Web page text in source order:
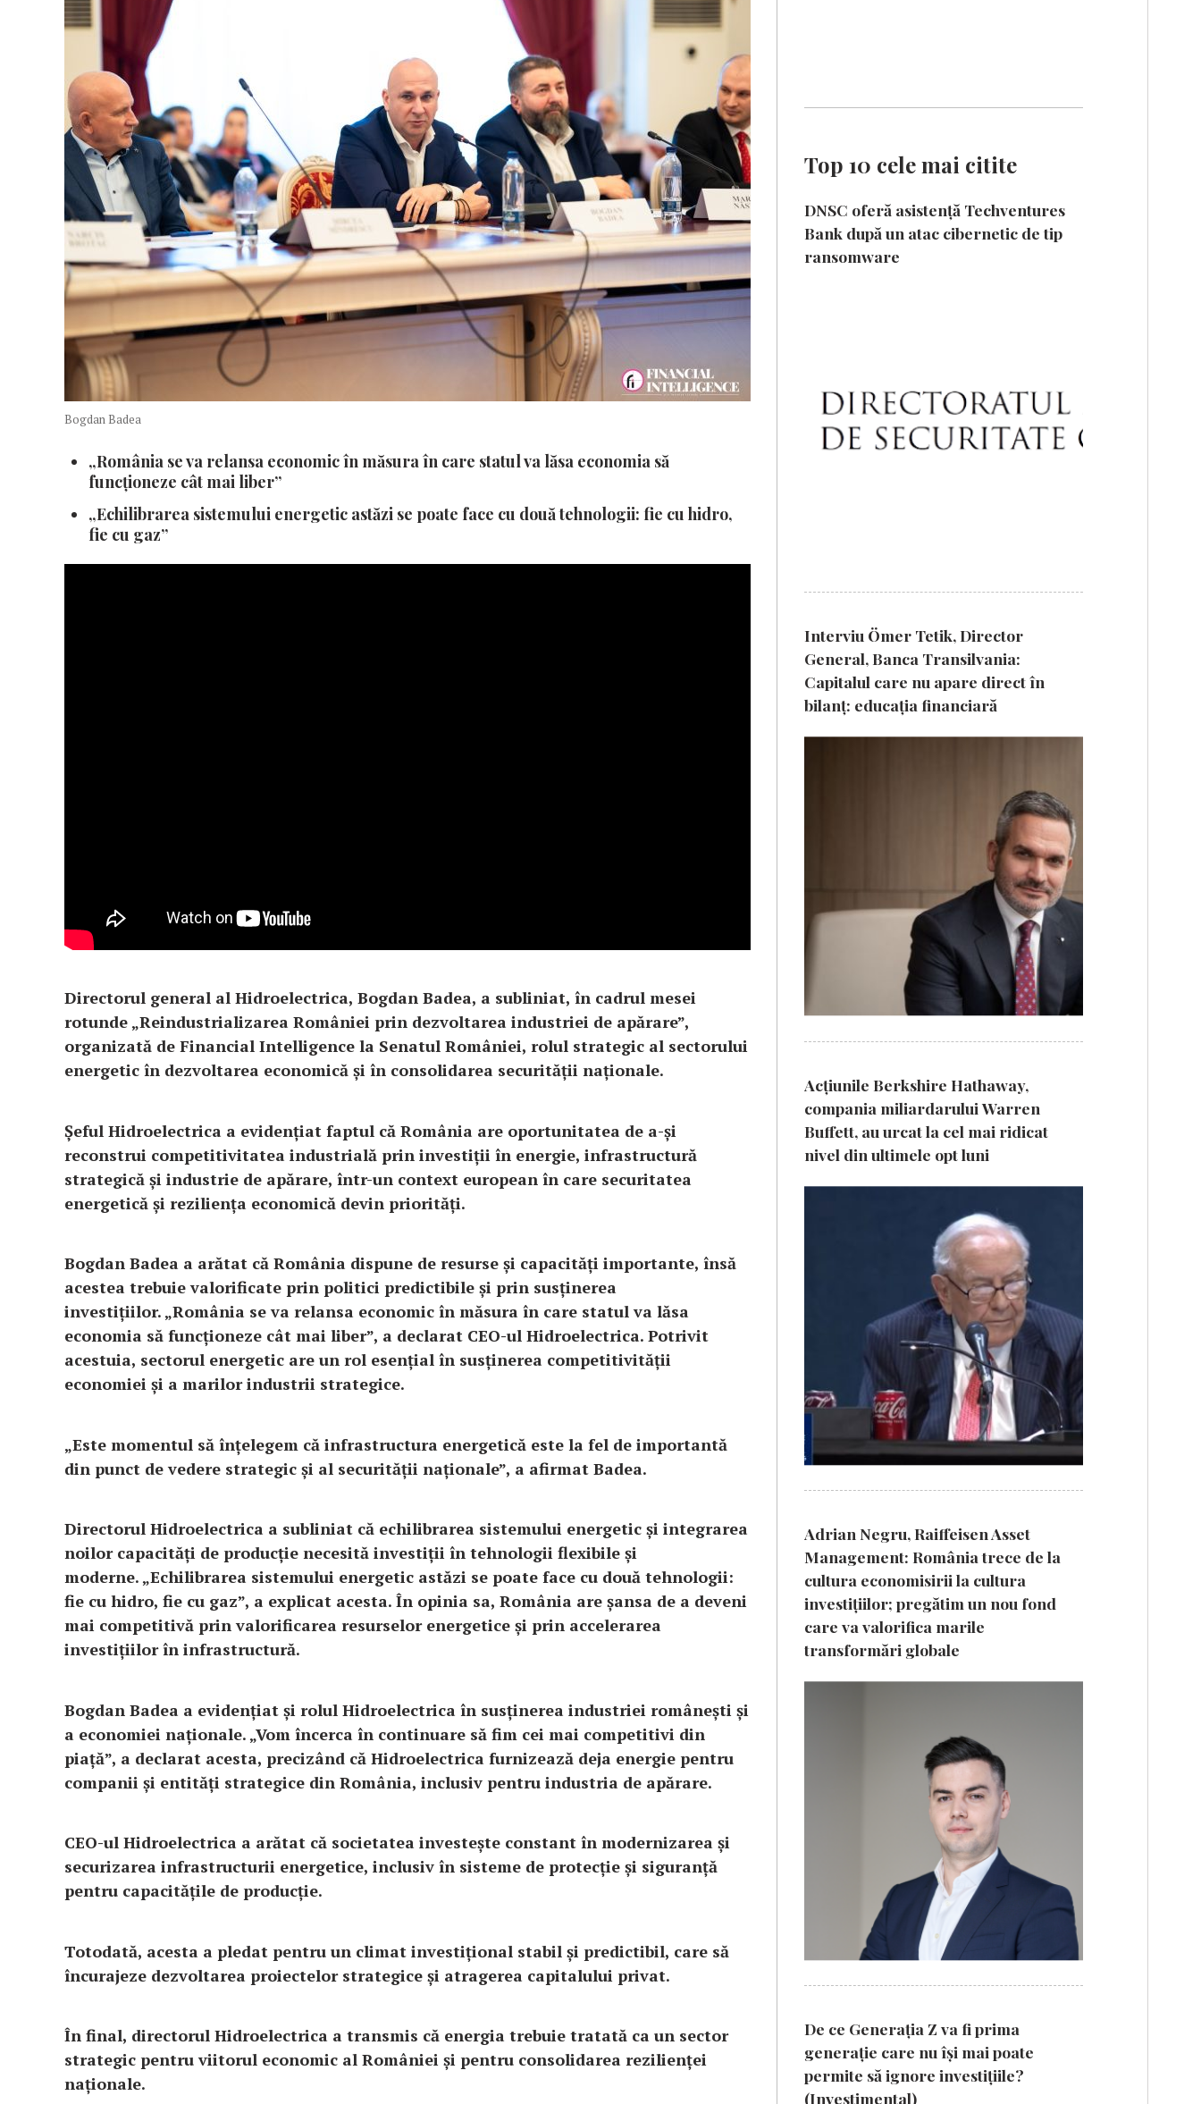
Bogdan Badea
„România se va relansa economic în măsura în care statul va lăsa economia să
funcționeze cât mai liber”
„Echilibrarea sistemului energetic astăzi se poate face cu două tehnologii: fie cu hidro,
fie cu gaz”
Directorul general al Hidroelectrica, Bogdan Badea, a subliniat, în cadrul mesei
rotunde „Reindustrializarea României prin dezvoltarea industriei de apărare”,
organizată de Financial Intelligence la Senatul României, rolul strategic al sectorului
energetic în dezvoltarea economică și în consolidarea securității naționale.
Șeful Hidroelectrica a evidențiat faptul că România are oportunitatea de a-și
reconstrui competitivitatea industrială prin investiții în energie, infrastructură
strategică și industrie de apărare, într-un context european în care securitatea
energetică și reziliența economică devin priorități.
Bogdan Badea a arătat că România dispune de resurse și capacități importante, însă
acestea trebuie valorificate prin politici predictibile și prin susținerea
investițiilor.„România se va relansa economic în măsura în care statul va lăsa
economia să funcționeze cât mai liber”, a declarat CEO-ul Hidroelectrica. Potrivit
acestuia, sectorul energetic are un rol esențial în susținerea competitivității
economiei și a marilor industrii strategice.
„Este momentul să înțelegem că infrastructura energetică este la fel de importantă
din punct de vedere strategic și al securității naționale”, a afirmat Badea.
Directorul Hidroelectrica a subliniat că echilibrarea sistemului energetic și integrarea
noilor capacități de producție necesită investiții în tehnologii flexibile și
moderne.„Echilibrarea sistemului energetic astăzi se poate face cu două tehnologii:
fie cu hidro, fie cu gaz”, a explicat acesta. În opinia sa, România are șansa de a deveni
mai competitivă prin valorificarea resurselor energetice și prin accelerarea
investițiilor în infrastructură.
Bogdan Badea a evidențiat și rolul Hidroelectrica în susținerea industriei românești și
a economiei naționale.„Vom încerca în continuare să fim cei mai competitivi din
piață”, a declarat acesta, precizând că Hidroelectrica furnizează deja energie pentru
companii și entități strategice din România, inclusiv pentru industria de apărare.
CEO-ul Hidroelectrica a arătat că societatea investește constant în modernizarea și
securizarea infrastructurii energetice, inclusiv în sisteme de protecție și siguranță
pentru capacitățile de producție.
Totodată, acesta a pledat pentru un climat investițional stabil și predictibil, care să
încurajeze dezvoltarea proiectelor strategice și atragerea capitalului privat.
În final, directorul Hidroelectrica a transmis că energia trebuie tratată ca un sector
strategic pentru viitorul economic al României și pentru consolidarea rezilienței
naționale.
Top 10 cele mai citite
DNSC oferă asistență Techventures
Bank după un atac cibernetic de tip
ransomware
Interviu Ömer Tetik, Director
General, Banca Transilvania:
Capitalul care nu apare direct în
bilanț: educația financiară
Acțiunile Berkshire Hathaway,
compania miliardarului Warren
Buffett, au urcat la cel mai ridicat
nivel din ultimele opt luni
Adrian Negru, Raiffeisen Asset
Management: România trece de la
cultura economisirii la cultura
investițiilor; pregătim un nou fond
care va valorifica marile
transformări globale
De ce Generația Z va fi prima
generație care nu își mai poate
permite să ignore investițiile?
(Investimental)